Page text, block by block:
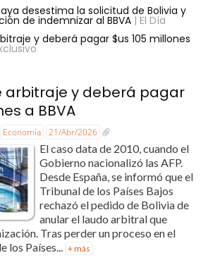
desestima la solicitud de Bolivia y
de indemnizar al BBVA| El Día
y deberá pagar $us 105 millones
arbitraje y deberá pagar
a BBVA
Economía 21/Abr/2026
El caso data de 2010, cuando el
Gobierno nacionalizó las AFP.
Desde España, se informó que el
Tribunal de los Países Bajos
rechazó el pedido de Bolivia de
anular el laudo arbitral que
Tras perder un proceso en el
los Países... + más